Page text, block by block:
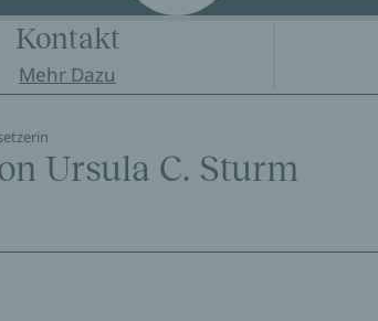
Kontakt
Mehr Dazu
Ursula C. Sturm